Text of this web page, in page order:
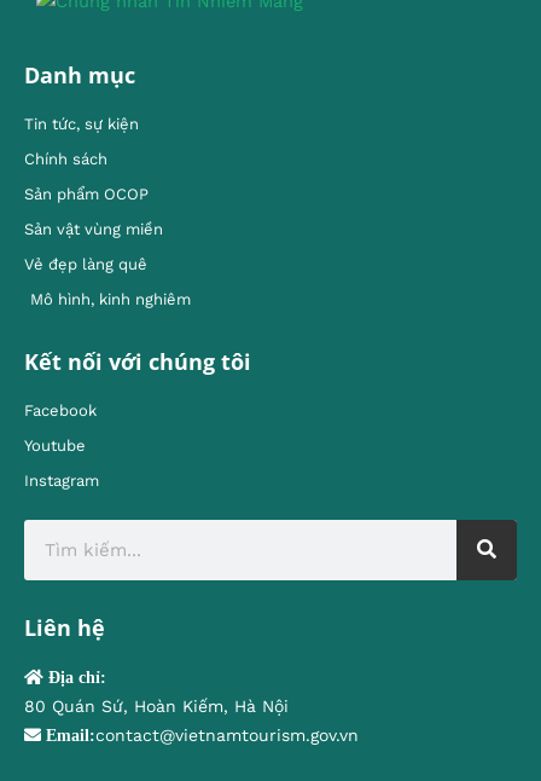
Danh mục
Tin tức, sự kiện
Chính sách
Sản phẩm OCOP
Sản vật vùng miền
Vẻ đẹp làng quê
Mô hình, kinh nghiêm
Kết nối với chúng tôi
Facebook
Youtube
Instagram
Liên hệ
Địa chỉ:
80 Quán Sứ, Hoàn Kiếm, Hà Nội
Email:contact@vietnamtourism.gov.vn